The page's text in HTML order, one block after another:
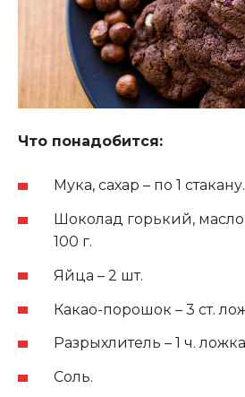
Что понадобится:
Мука, сахар – по 1 стакану.
Шоколад горький,
100 г.
Яйца – 2 шт.
Какао-порошок – 3 ст.
Разрыхлитель – 1 ч.
Соль.